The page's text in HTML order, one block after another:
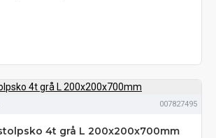
007827495
4t grå L 200x200x700mm